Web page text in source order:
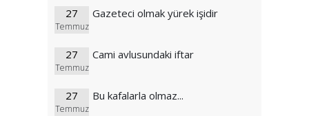
27
Temmuz
Gazeteci olmak yürek işidir
27
Temmuz
Cami avlusundaki iftar
27
Temmuz
Bu kafalarla olmaz...